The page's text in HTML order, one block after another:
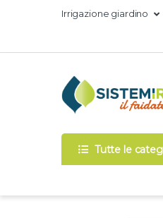
Skip to navigation
Skip to contentIrrigazione giardino
Tutte le